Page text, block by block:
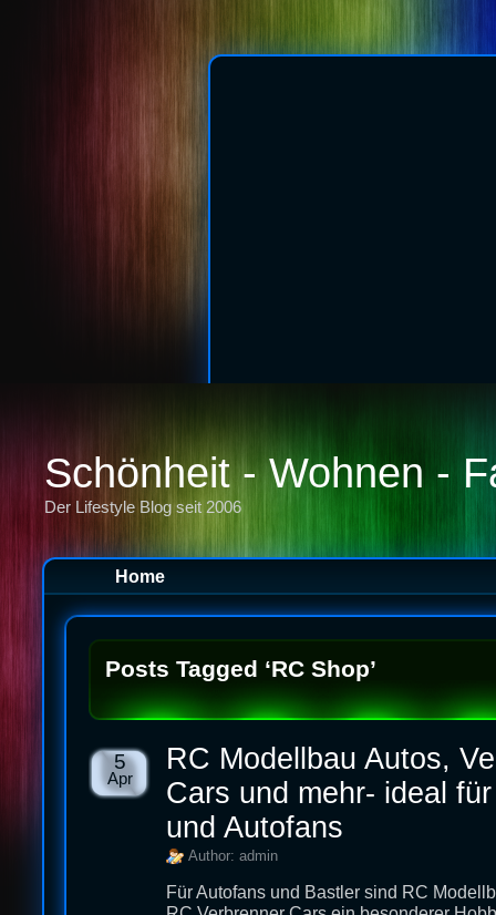
Schönheit - Wohnen -
Der Lifestyle Blog seit 2006
Home
Posts Tagged ‘RC Shop’
5
Apr
RC Modellbau Autos,
Cars und mehr- ideal
und Autofans
Author: admin
Für Autofans und Bastler sind RC